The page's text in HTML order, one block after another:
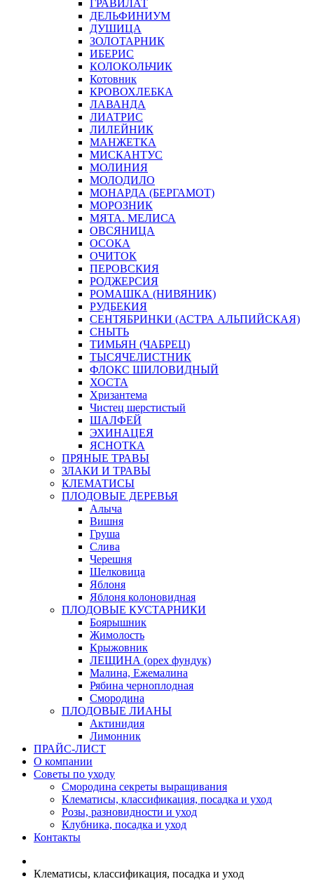
ГРАВИЛАТ
ДЕЛЬФИНИУМ
ДУШИЦА
ЗОЛОТАРНИК
ИБЕРИС
КОЛОКОЛЬЧИК
Котовник
КРОВОХЛЕБКА
ЛАВАНДА
ЛИАТРИС
ЛИЛЕЙНИК
МАНЖЕТКА
МИСКАНТУС
МОЛИНИЯ
МОЛОДИЛО
МОНАРДА (БЕРГАМОТ)
МОРОЗНИК
МЯТА. МЕЛИСА
ОВСЯНИЦА
ОСОКА
ОЧИТОК
ПЕРОВСКИЯ
РОДЖЕРСИЯ
РОМАШКА (НИВЯНИК)
РУДБЕКИЯ
СЕНТЯБРИНКИ (АСТРА АЛЬПИЙСКАЯ)
СНЫТЬ
ТИМЬЯН (ЧАБРЕЦ)
ТЫСЯЧЕЛИСТНИК
ФЛОКС ШИЛОВИДНЫЙ
ХОСТА
Хризантема
Чистец шерстистый
ШАЛФЕЙ
ЭХИНАЦЕЯ
ЯСНОТКА
ПРЯНЫЕ ТРАВЫ
ЗЛАКИ И ТРАВЫ
КЛЕМАТИСЫ
ПЛОДОВЫЕ ДЕРЕВЬЯ
Алыча
Вишня
Груша
Слива
Черешня
Шелковица
Яблоня
Яблоня колоновидная
ПЛОДОВЫЕ КУСТАРНИКИ
Боярышник
Жимолость
Крыжовник
ЛЕЩИНА (орех фундук)
Малина, Ежемалина
Рябина черноплодная
Смородина
ПЛОДОВЫЕ ЛИАНЫ
Актинидия
Лимонник
ПРАЙС-ЛИСТ
О компании
Советы по уходу
Смородина секреты выращивания
Клематисы, классификация, посадка и уход
Розы, разновидности и уход
Клубника, посадка и уход
Контакты
Клематисы, классификация, посадка и уход